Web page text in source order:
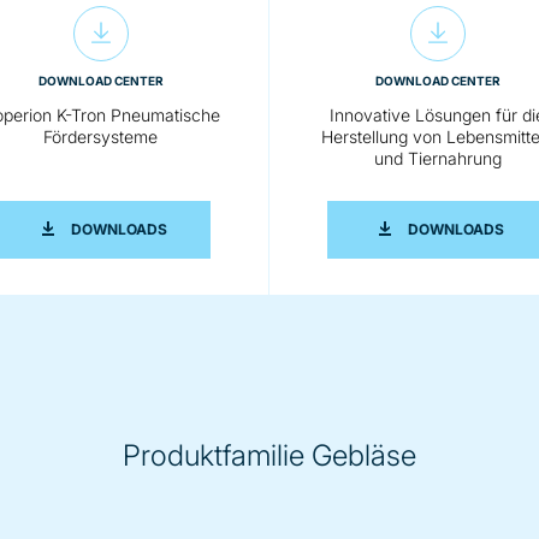
SAUGBETRIEB
DOWNLOAD CENTER
K-Tron Pneumatische
Fördersysteme
DOWNLOADSCOPERION K-TRON PNEUMATISCHE
DOWNLOAD CENTER
Innovative Lösungen für
Herstellung von
und Tiernahrung
DOWNLOADS
Produktfamilie Gebläse